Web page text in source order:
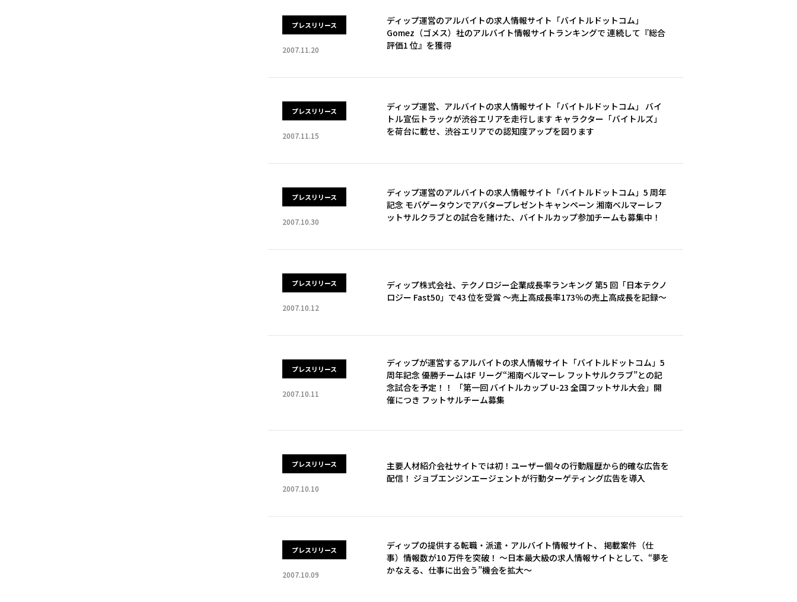
プレスリリース
2007.11.20
ディップ運営のアルバイトの求人情報サイト「バイトルドットコム」
Gomez（ゴメス）社のアルバイト情報サイトランキングで 連続して『総合
評価1 位』を獲得
プレスリリース
2007.11.15
ディップ運営、アルバイトの求人情報サイト「バイトルドットコム」 バイ
トル宣伝トラックが渋谷エリアを走行します キャラクター「バイトルズ」
を荷台に載せ、渋谷エリアでの認知度アップを図ります
プレスリリース
2007.10.30
ディップ運営のアルバイトの求人情報サイト「バイトルドットコム」5 周年
記念 モバゲータウンでアバタープレゼントキャンペーン 湘南ベルマーレフ
ットサルクラブとの試合を賭けた、バイトルカップ参加チームも募集中！
プレスリリース
2007.10.12
ディップ株式会社、テクノロジー企業成長率ランキング 第5 回「日本テクノ
ロジー Fast50」で43 位を受賞 ～売上高成長率173％の売上高成長を記録～
プレスリリース
2007.10.11
ディップが運営するアルバイトの求人情報サイト「バイトルドットコム」5
周年記念 優勝チームはF リーグ“湘南ベルマーレ フットサルクラブ”との記
念試合を予定！！ 「第一回 バイトルカップ U-23 全国フットサル大会」開
催につき フットサルチーム募集
プレスリリース
2007.10.10
主要人材紹介会社サイトでは初！ユーザー個々の行動履歴から的確な広告を
配信！ ジョブエンジンエージェントが行動ターゲティング広告を導入
プレスリリース
2007.10.09
ディップの提供する転職・派遣・アルバイト情報サイト、 掲載案件（仕
事）情報数が10 万件を突破！ ～日本最大級の求人情報サイトとして、“夢を
かなえる、仕事に出会う”機会を拡大～